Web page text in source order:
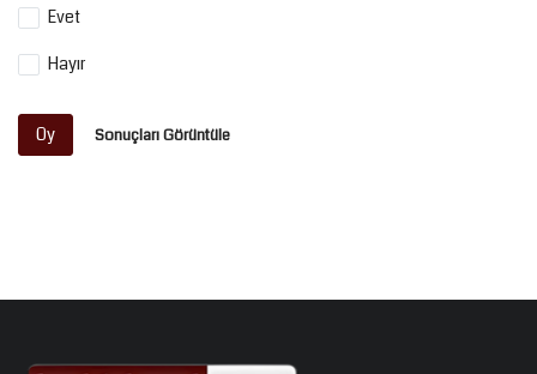
Evet
Hayır
Oy Sonuçları Görüntüle